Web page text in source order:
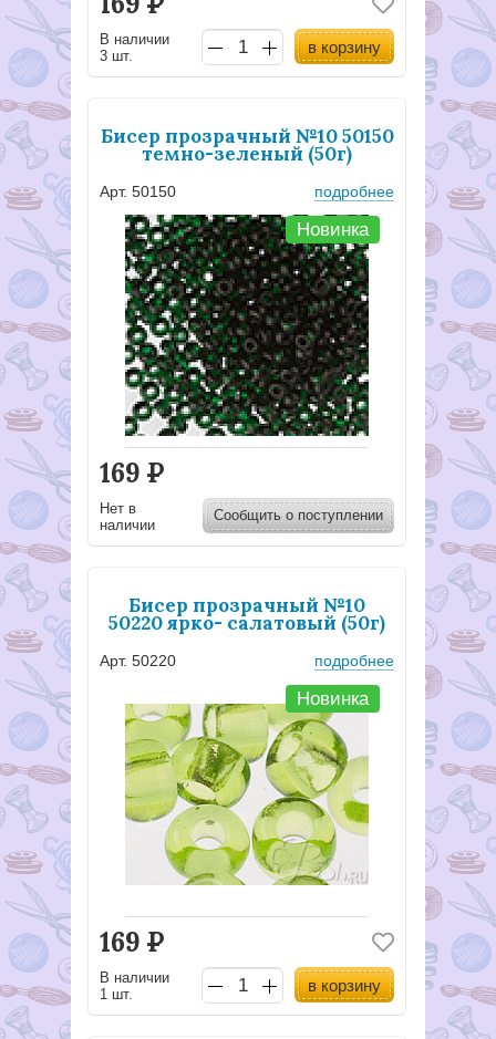
В наличии
3 шт.
в корзину
Бисер прозрачный №10 50150
темно-зеленый (50г)
Арт. 50150 подробнее
Новинка
169 Р
Нет в
наличии
Сообщить о поступлении
Бисер прозрачный №10
50220 ярко- салатовый (50г)
Арт. 50220 подробнее
Новинка
169 Р
В наличии
1 шт.
в корзину